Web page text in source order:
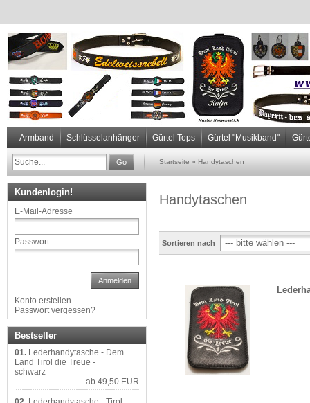
Armband Schlüsselanhänger Gürtel Tops Gürtel "Musikband"
Go Startseite » Handytaschen
Handytaschen
Sortieren nach
Kundenlogin!
E-Mail-Adresse
Passwort
Anmelden
Konto erstellen
Passwort vergessen?
Bestseller
01. Lederhandytasche - Dem
Land Tirol die Treue -
schwarz
ab 49,50 EUR